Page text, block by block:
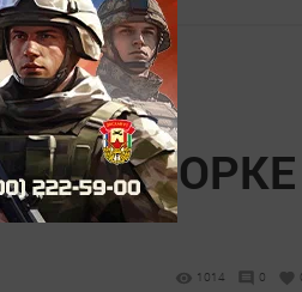
НА УБОРКЕ
1014 0